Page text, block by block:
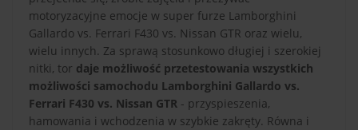
motoryzacyjne emocje w super furze Lamborghini
Gallardo vs. Ferrari F430 vs. Nissan GTR oraz wielu,
wielu innych. Za sprawą stosunkowo długiej i szerokiej
nitki, tor daje możliwość przetestowania wszystkich
możliwości samochodu Lamborghini Gallardo vs.
Ferrari F430 vs. Nissan GTR - przyspieszenia,
hamowania i wchodzenia w szybkie zakręty. Równa i